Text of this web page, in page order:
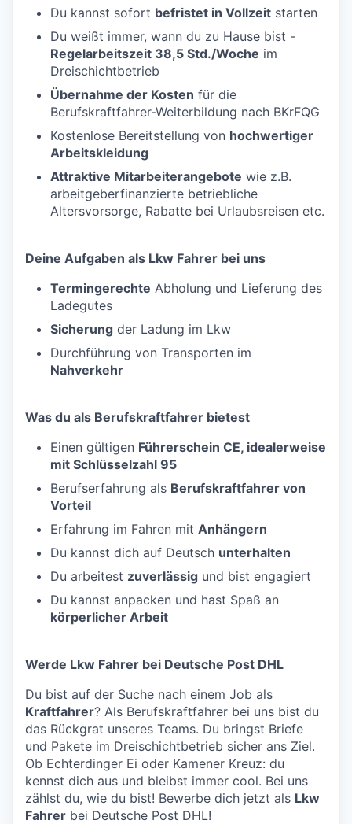
Du kannst sofort befristet in Vollzeit starten
Du weißt immer, wann du zu Hause bist -
Regelarbeitszeit 38,5 Std./Woche im
Dreischichtbetrieb
Übernahme der Kosten für die
Berufskraftfahrer-Weiterbildung nach BKrFQG
Kostenlose Bereitstellung von hochwertiger
Arbeitskleidung
Attraktive Mitarbeiterangebote wie z.B.
arbeitgeberfinanzierte betriebliche
Altersvorsorge, Rabatte bei Urlaubsreisen etc.
Deine Aufgaben als Lkw Fahrer bei uns
Termingerechte Abholung und Lieferung des
Ladegutes
Sicherung der Ladung im Lkw
Durchführung von Transporten im
Nahverkehr
Was du als Berufskraftfahrer bietest
Einen gültigen Führerschein CE, idealerweise
mit Schlüsselzahl 95
Berufserfahrung als Berufskraftfahrer von
Vorteil
Erfahrung im Fahren mit Anhängern
Du kannst dich auf Deutsch unterhalten
Du arbeitest zuverlässig und bist engagiert
Du kannst anpacken und hast Spaß an
körperlicher Arbeit
Werde Lkw Fahrer bei Deutsche Post DHL
Du bist auf der Suche nach einem Job als
Kraftfahrer? Als Berufskraftfahrer bei uns bist du
das Rückgrat unseres Teams. Du bringst Briefe
und Pakete im Dreischichtbetrieb sicher ans Ziel.
Ob Echterdinger Ei oder Kamener Kreuz: du
kennst dich aus und bleibst immer cool. Bei uns
zählst du, wie du bist! Bewerbe dich jetzt als Lkw
Fahrer bei Deutsche Post DHL!